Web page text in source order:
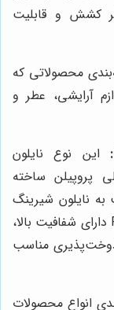
کشش و قابلیت
محصولاتی که
آرایشی، عطر و
این نوع نایلون
پروپیلن ساخته
نایلون شیرینگ
PE و PVC است. نایلون شیرینگ POF دارای شفافیت بالا،
دوخت‌پذیری مناسب
انواع محصولات